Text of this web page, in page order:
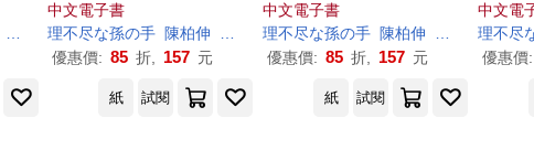
シロタカ
中文電子書
理不尽な孫の手 陳柏伸
シロタカ
優惠價: 85 折, 157 元
中文電子書
理不尽な孫の手 陳柏伸
シロタカ
優惠價: 85 折, 157 元
中文電
理不尽
優惠價:
紙 試閱 紙 試閱